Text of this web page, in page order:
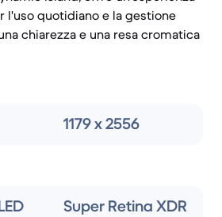
l'uso quotidiano e la gestione
chiarezza e una resa cromatica
1179 x 2556
Super Retina XDR